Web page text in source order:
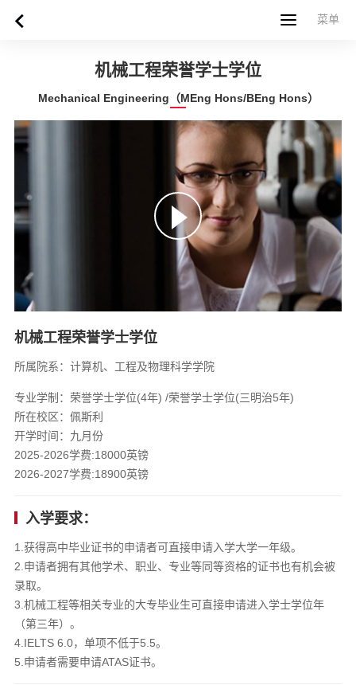
菜单
菜单
简体中文 繁體中文
关于西苏格兰大学
机械工程荣誉学士学位
Mechanical Engineering（MEng Hons/BEng Hons）
机械工程荣誉学士学位
所属院系：计算机、工程及物理科学学院
专业学制：荣誉学士学位(4年) /荣誉学士学位(三明治5年)
所在校区：佩斯利
开学时间：九月份
2025-2026学费:18000英镑
2026-2027学费:18900英镑
入学要求：
1.获得高中毕业证书的申请者可直接申请入学大学一年级。
2.申请者拥有其他学术、职业、专业等同等资格的证书也有机会被
录取。
3.机械工程等相关专业的大专毕业生可直接申请进入学士学位年
（第三年）。
4.IELTS 6.0，单项不低于5.5。
5.申请者需要申请ATAS证书。